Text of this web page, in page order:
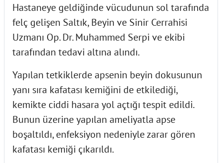
Hastaneye geldiğinde vücudunun sol tarafında
felç gelişen Saltık, Beyin ve Sinir Cerrahisi
Uzmanı Op. Dr. Muhammed Serpi ve ekibi
tarafından tedavi altına alındı.
Yapılan tetkiklerde apsenin beyin dokusunun
yanı sıra kafatası kemiğini de etkilediği,
kemikte ciddi hasara yol açtığı tespit edildi.
Bunun üzerine yapılan ameliyatla apse
boşaltıldı, enfeksiyon nedeniyle zarar gören
kafatası kemiği çıkarıldı.